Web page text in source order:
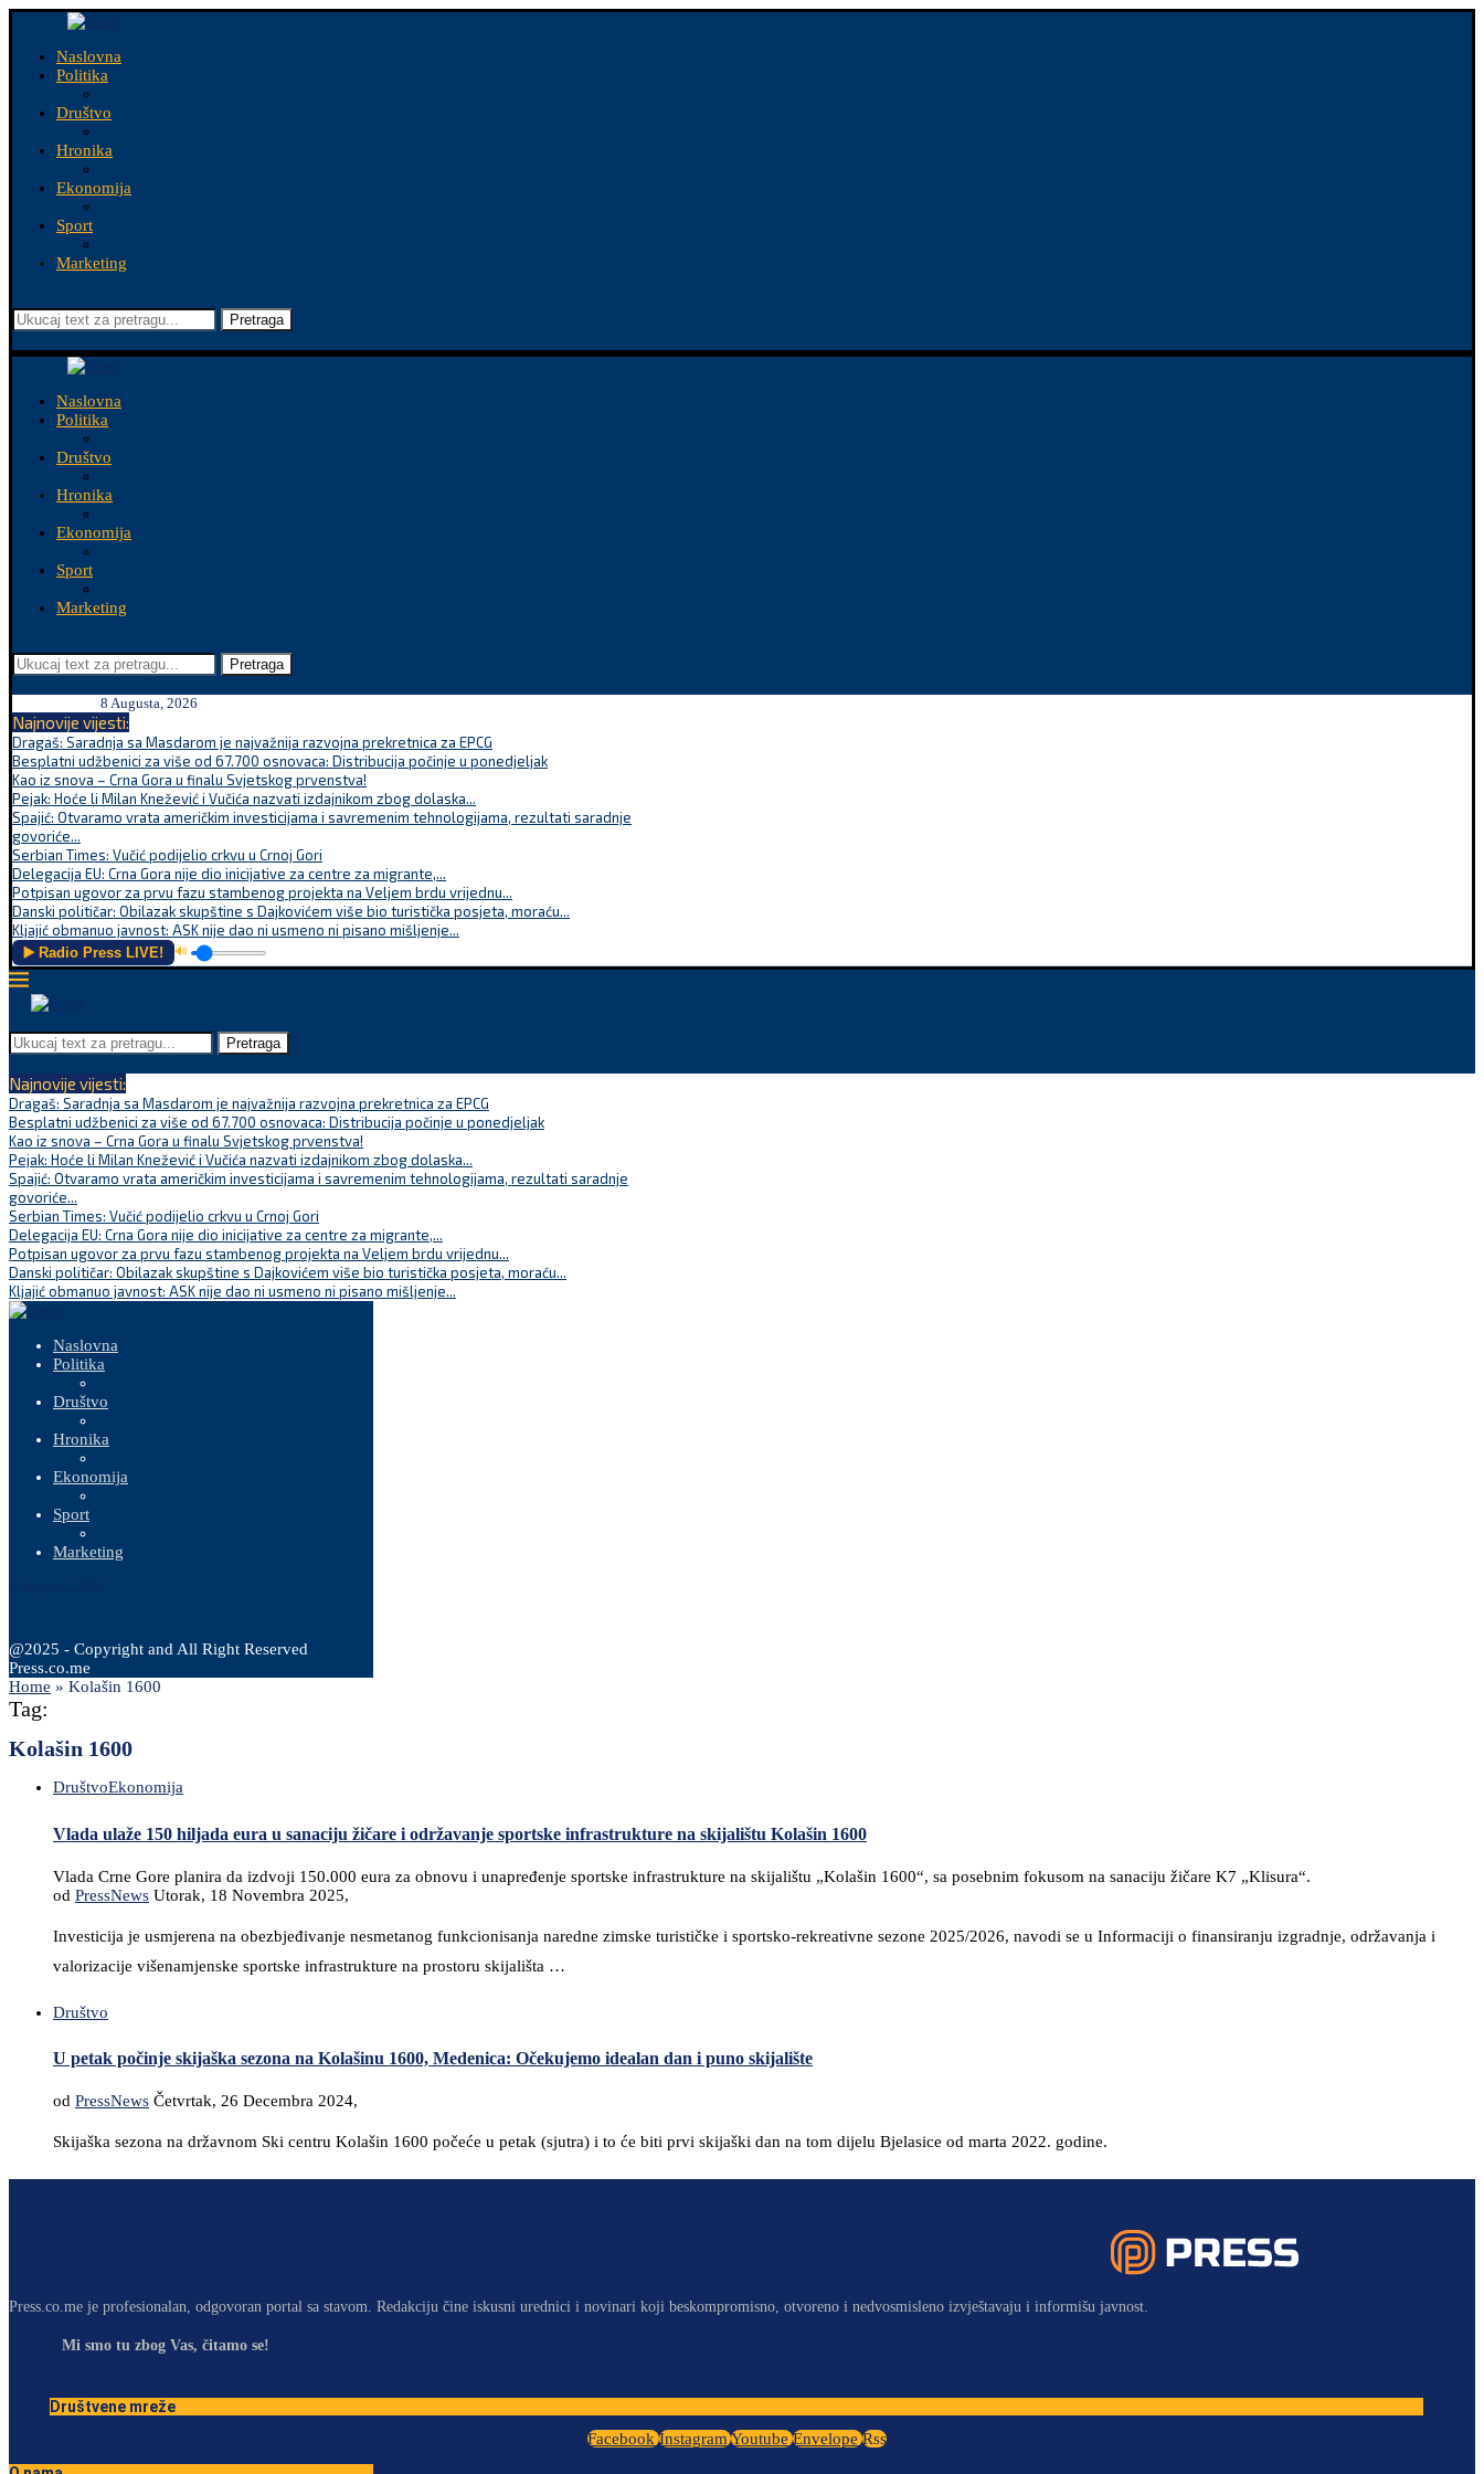
Naslovna
Politika
Društvo
Hronika
Ekonomija
Sport
Marketing
Pretraga
Naslovna
Politika
Društvo
Hronika
Ekonomija
Sport
Marketing
Pretraga
8 Augusta, 2026
Najnovije vijesti:
Dragaš: Saradnja sa Masdarom je najvažnija razvojna prekretnica za EPCG
Besplatni udžbenici za više od 67.700 osnovaca: Distribucija počinje u ponedjeljak
Kao iz snova – Crna Gora u finalu Svjetskog prvenstva!
Pejak: Hoće li Milan Knežević i Vučića nazvati izdajnikom zbog dolaska...
Spajić: Otvaramo vrata američkim investicijama i savremenim tehnologijama, rezultati saradnje
govoriće...
Serbian Times: Vučić podijelio crkvu u Crnoj Gori
Delegacija EU: Crna Gora nije dio inicijative za centre za migrante,...
Potpisan ugovor za prvu fazu stambenog projekta na Veljem brdu vrijednu...
Danski političar: Obilazak skupštine s Dajkovićem više bio turistička posjeta, moraću...
Kljajić obmanuo javnost: ASK nije dao ni usmeno ni pisano mišljenje...
▶️ Radio Press LIVE! 🔊
Pretraga
Najnovije vijesti:
Dragaš: Saradnja sa Masdarom je najvažnija razvojna prekretnica za EPCG
Besplatni udžbenici za više od 67.700 osnovaca: Distribucija počinje u ponedjeljak
Kao iz snova – Crna Gora u finalu Svjetskog prvenstva!
Pejak: Hoće li Milan Knežević i Vučića nazvati izdajnikom zbog dolaska...
Spajić: Otvaramo vrata američkim investicijama i savremenim tehnologijama, rezultati saradnje
govoriće...
Serbian Times: Vučić podijelio crkvu u Crnoj Gori
Delegacija EU: Crna Gora nije dio inicijative za centre za migrante,...
Potpisan ugovor za prvu fazu stambenog projekta na Veljem brdu vrijednu...
Danski političar: Obilazak skupštine s Dajkovićem više bio turistička posjeta, moraću...
Kljajić obmanuo javnost: ASK nije dao ni usmeno ni pisano mišljenje...
Naslovna
Politika
Društvo
Hronika
Ekonomija
Sport
Marketing
@2025 - Copyright and All Right Reserved
Press.co.me
Home » Kolašin 1600
Tag:
Kolašin 1600
DruštvoEkonomija
Vlada ulaže 150 hiljada eura u sanaciju žičare i održavanje sportske infrastrukture na skijalištu Kolašin 1600
Vlada Crne Gore planira da izdvoji 150.000 eura za obnovu i unapređenje sportske infrastrukture na skijalištu „Kolašin 1600“, sa posebnim fokusom na sanaciju žičare K7 „Klisura“.
od PressNews Utorak, 18 Novembra 2025,
Investicija je usmjerena na obezbjeđivanje nesmetanog funkcionisanja naredne zimske turističke i sportsko-rekreativne sezone 2025/2026, navodi se u Informaciji o finansiranju izgradnje, održavanja i
valorizacije višenamjenske sportske infrastrukture na prostoru skijališta …
Društvo
U petak počinje skijaška sezona na Kolašinu 1600, Medenica: Očekujemo idealan dan i puno skijalište
od PressNews Četvrtak, 26 Decembra 2024,
Skijaška sezona na državnom Ski centru Kolašin 1600 počeće u petak (sjutra) i to će biti prvi skijaški dan na tom dijelu Bjelasice od marta 2022. godine.
Press.co.me je profesionalan, odgovoran portal sa stavom. Redakciju čine iskusni urednici i novinari koji beskompromisno, otvoreno i nedvosmisleno izvještavaju i informišu javnost.
Mi smo tu zbog Vas, čitamo se!
Društvene mreže
Facebook Instagram Youtube Envelope Rss